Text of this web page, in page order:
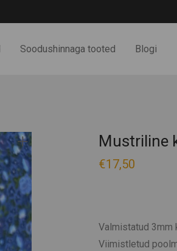
Soodushinnaga tooted Blogi
Mustriline
€17,50
Valmistatud 3mm
Viimistletud